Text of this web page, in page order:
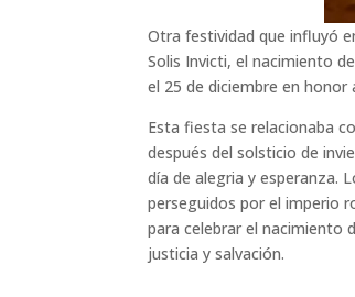
Otra festividad que influyó
Solis Invicti, el nacimiento
el 25 de diciembre en honor
Esta fiesta se relacionaba
después del solsticio de
día de alegria y esperanza.
perseguidos por el imperio
para celebrar el nacimiento
justicia y salvación.